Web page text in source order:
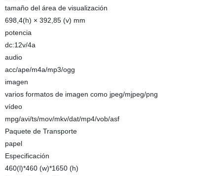
tamaño del área de visualización
698,4(h) × 392,85 (v) mm
potencia
dc:12v/4a
audio
acc/ape/m4a/mp3/ogg
imagen
varios formatos de imagen como jpeg/mjpeg/png
vídeo
mpg/avi/ts/mov/mkv/dat/mp4/vob/asf
Paquete de Transporte
papel
Especificación
460(l)*460 (w)*1650 (h)